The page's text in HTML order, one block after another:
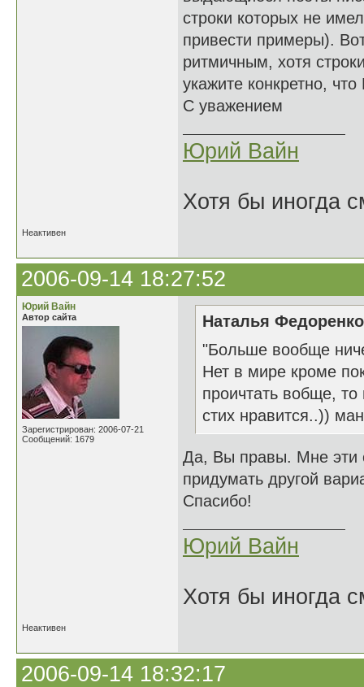
строки которых не
привести примеры).
ритмичным, хотя
укажите конкретно,
С уважением
Юрий Вайн
Хотя бы иногда
Неактивен
2006-09-14 18:27:52
Юрий Вайн
Автор сайта
Зарегистрирован: 2006-07-21
Сообщений: 1679
Наталья
"Больше вообще
Нет в мире кроме
проичтать вобще,
стих нравится..))
Да, Вы правы. Мне эти
придумать другой
Спасибо!
Юрий Вайн
Хотя бы иногда
Неактивен
2006-09-14 18:32:17